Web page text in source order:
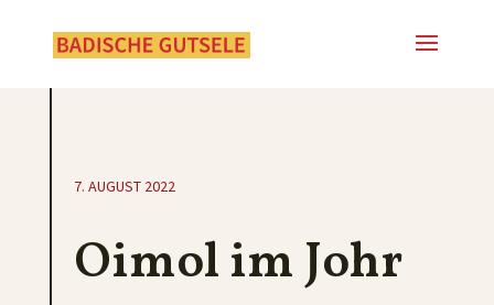
7. AUGUST 2022
Oimol im Johr